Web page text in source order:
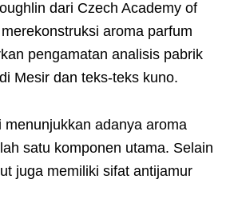
dari Czech Academy of
aroma parfum
pengamatan analisis pabrik
Mesir dan teks-teks kuno.
menunjukkan adanya aroma
satu komponen utama. Selain
juga memiliki sifat antijamur